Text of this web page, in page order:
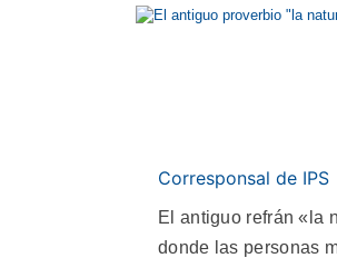
Corresponsal de IPS
El antiguo refrán «la
donde las personas